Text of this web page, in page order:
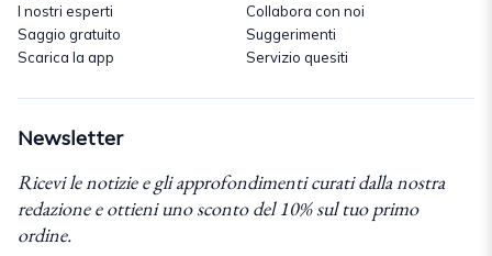
I nostri esperti
Saggio gratuito
Scarica la app
Collabora con noi
Suggerimenti
Servizio quesiti
Newsletter
Ricevi le notizie e gli approfondimenti curati dalla nostra
redazione e ottieni uno sconto del 10% sul tuo primo
ordine.